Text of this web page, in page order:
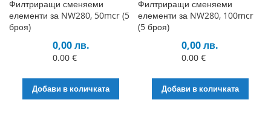
Филтриращи сменяеми
елементи за NW280, 50mcr (5
броя)
0,00 лв.
0.00 €
Добави в количката
Филтриращи сменяеми
елементи за NW280, 100mcr
(5 броя)
0,00 лв.
0.00 €
Добави в количката